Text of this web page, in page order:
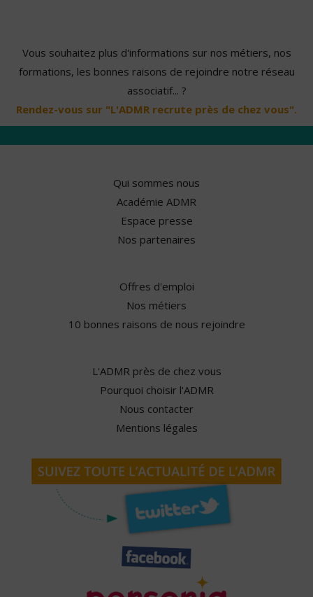
Vous souhaitez plus d'informations sur nos métiers, nos
formations, les bonnes raisons de rejoindre notre réseau
associatif... ?
Rendez-vous sur "L'ADMR recrute près de chez vous".
Qui sommes nous
Académie ADMR
Espace presse
Nos partenaires
Offres d'emploi
Nos métiers
10 bonnes raisons de nous rejoindre
L'ADMR près de chez vous
Pourquoi choisir l'ADMR
Nous contacter
Mentions légales